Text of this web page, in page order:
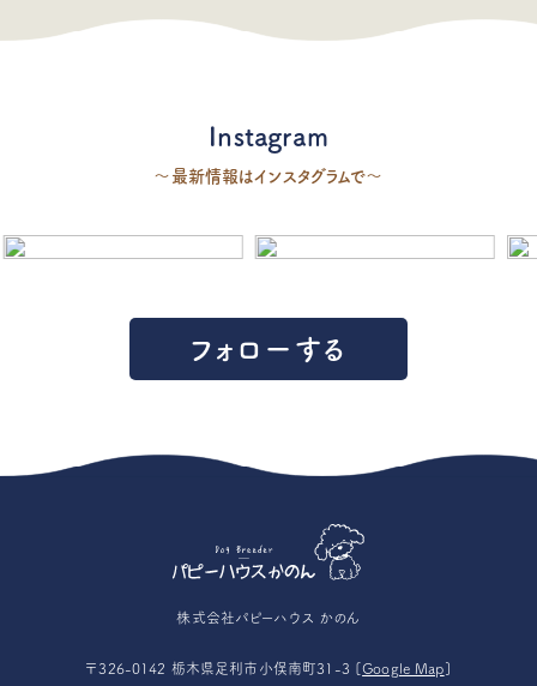
Instagram
〜最新情報はインスタグラムで〜
フォローする
株式会社パピーハウス かのん
〒326-0142 栃木県足利市小俣南町31-3 [Google Map]